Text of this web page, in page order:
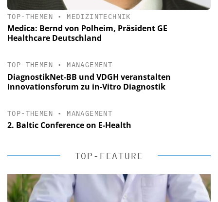
TOP-THEMEN • MEDIZINTECHNIK
Medica: Bernd von Polheim, Präsident GE
Healthcare Deutschland
TOP-THEMEN • MANAGEMENT
DiagnostikNet-BB und VDGH veranstalten
Innovationsforum zu in-Vitro Diagnostik
TOP-THEMEN • MANAGEMENT
2. Baltic Conference on E-Health
TOP-FEATURE